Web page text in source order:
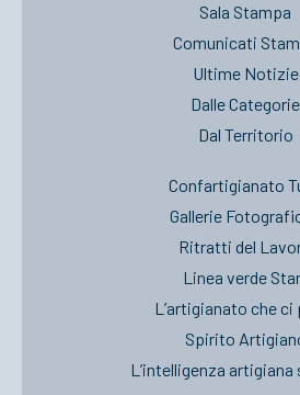
Sala Stampa
Comunicati
Ultime Notizie
Dalle Categorie
Dal Territorio
Confartigianato
Gallerie
Ritratti del
Linea verde
L’artigianato che ci
Spirito
L’intelligenza artigiana